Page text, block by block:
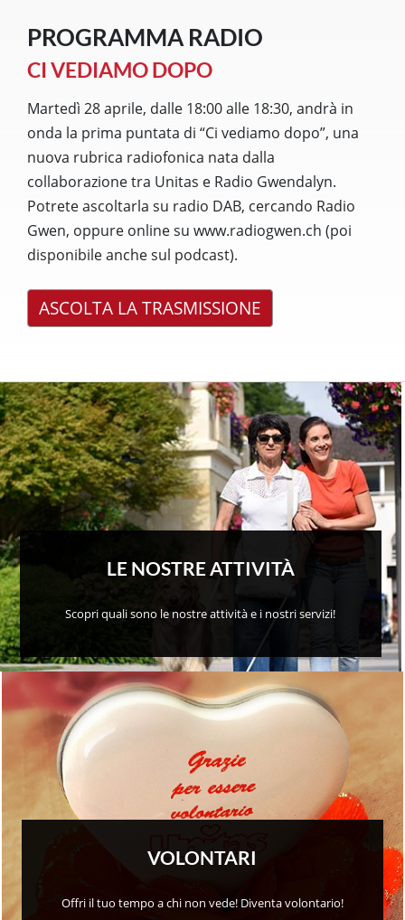
PROGRAMMA RADIO
CI VEDIAMO DOPO
Martedì 28 aprile, dalle 18:00 alle 18:30, andrà in
onda la prima puntata di “Ci vediamo dopo”, una
nuova rubrica radiofonica nata dalla
collaborazione tra Unitas e Radio Gwendalyn.
Potrete ascoltarla su radio DAB, cercando Radio
Gwen, oppure online su www.radiogwen.ch (poi
disponibile anche sul podcast).
ASCOLTA LA TRASMISSIONE
LE NOSTRE ATTIVITÀ
Scopri quali sono le nostre attività e i nostri servizi!
VOLONTARI
Offri il tuo tempo a chi non vede! Diventa volontario!